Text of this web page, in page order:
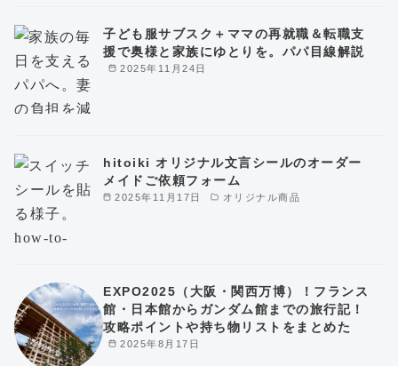
2025年11月24日
子ども服サブスク＋ママの再就職＆転職支
援で奥様と家族にゆとりを。パパ目線解説
2025年11月17日 オリジナル商品
hitoiki オリジナル文言シールのオーダー
メイドご依頼フォーム
2025年8月17日
EXPO2025（大阪・関西万博）！フランス
館・日本館からガンダム館までの旅行記！
攻略ポイントや持ち物リストをまとめた